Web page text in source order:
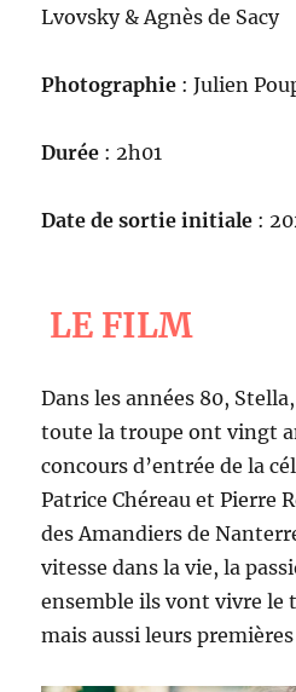
Lvovsky & Agnès de Sacy
Photographie : Julien
Durée : 2h01
Date de sortie initiale :
LE FILM
Dans les années 80,
toute la troupe ont vingt
concours d’entrée de la
Patrice Chéreau et Pierre
des Amandiers de
vitesse dans la vie, la
ensemble ils vont vivre le
mais aussi leurs